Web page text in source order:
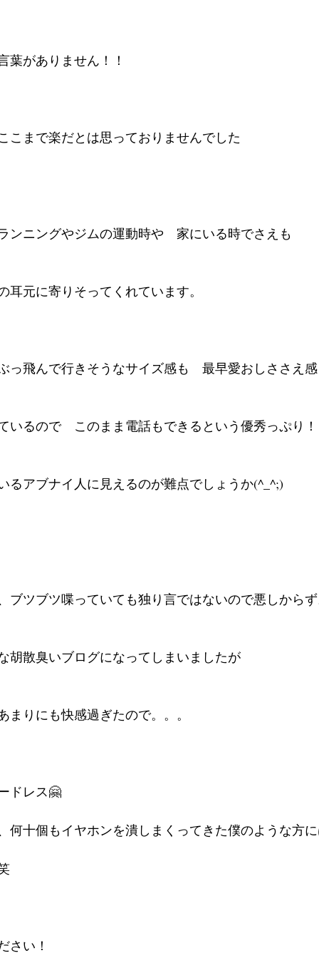
葉がありません！！
こまで楽だとは思っておりませんでした
ンニングやジムの運動時や　家にいる時でさえも
耳元に寄りそってくれています。
っ飛んで行きそうなサイズ感も　最早愛おしささえ
いるので　このまま電話もできるという優秀っぷり！
るアブナイ人に見えるのが難点でしょうか(^_^;)
ブツブツ喋っていても独り言ではないので悪しから
胡散臭いブログになってしまいましたが
まりにも快感過ぎたので。。。
ドレス🤗
何十個もイヤホンを潰しまくってきた僕のような方
さい！